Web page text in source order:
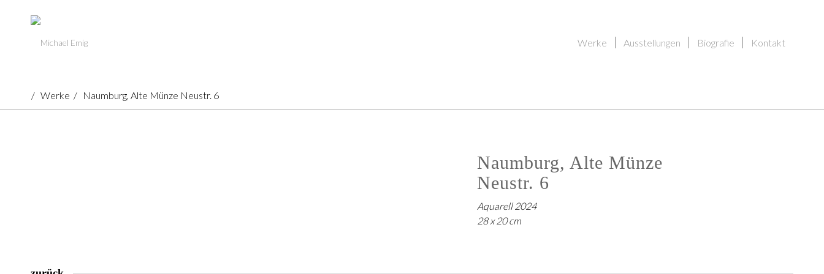
Werke Ausstellungen Biografie Kontakt
/ Werke / Naumburg, Alte Münze Neustr. 6
Naumburg, Alte Münze
Neustr. 6
Aquarell 2024
28 x 20 cm